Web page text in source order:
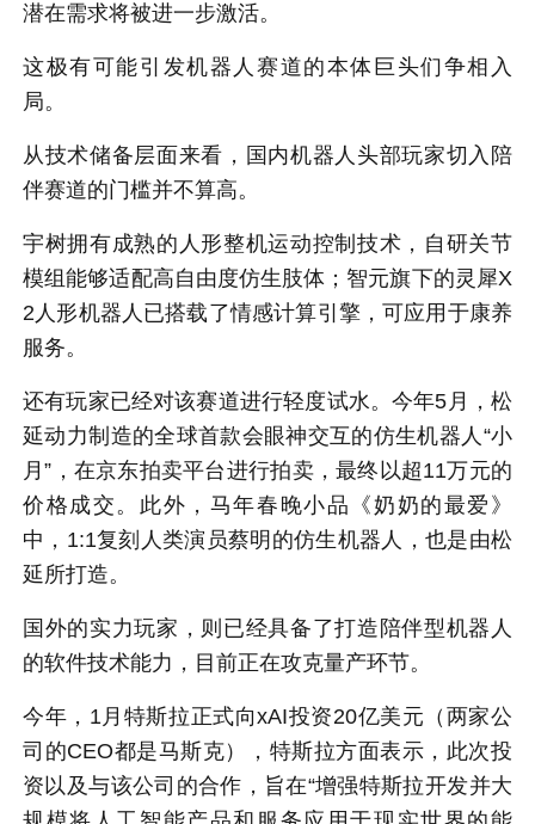
潜在需求将被进一步激活。
这极有可能引发机器人赛道的本体巨头们争相入
局。
从技术储备层面来看，国内机器人头部玩家切入陪
伴赛道的门槛并不算高。
宇树拥有成熟的人形整机运动控制技术，自研关节
模组能够适配高自由度仿生肢体；智元旗下的灵犀X
2人形机器人已搭载了情感计算引擎，可应用于康养
服务。
还有玩家已经对该赛道进行轻度试水。今年5月，松
延动力制造的全球首款会眼神交互的仿生机器人“小
月”，在京东拍卖平台进行拍卖，最终以超11万元的
价格成交。此外，马年春晚小品《奶奶的最爱》
中，1:1复刻人类演员蔡明的仿生机器人，也是由松
延所打造。
国外的实力玩家，则已经具备了打造陪伴型机器人
的软件技术能力，目前正在攻克量产环节。
今年，1月特斯拉正式向xAI投资20亿美元（两家公
司的CEO都是马斯克），特斯拉方面表示，此次投
资以及与该公司的合作，旨在“增强特斯拉开发并大